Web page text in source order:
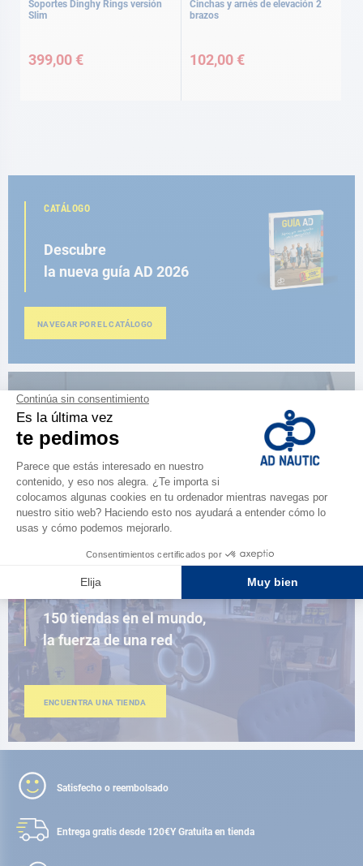
Soportes Dinghy Rings versión
Slim
399,00 €
Cinchas y arnés de elevación 2
brazos
102,00 €
CATÁLOGO
Descubre
la nueva guía AD 2026
NAVEGAR POR EL CATÁLOGO
ESPACIO FIDELIDAD
¿Eres apasionado?
Benefíciate de ventajas exclusivas
AD FIDELITY
CERCA DE TI
150 tiendas en el mundo,
la fuerza de una red
ENCUENTRA UNA TIENDA
Satisfecho o reembolsado
Entrega gratis desde 120€Y Gratuita en tienda